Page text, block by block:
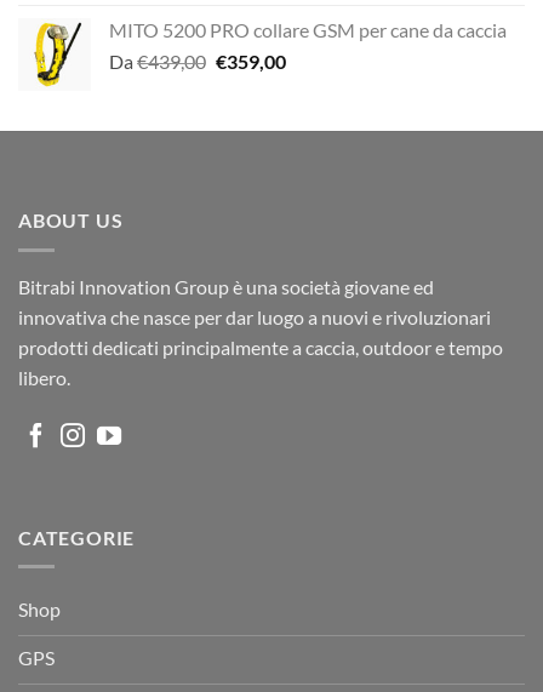
MITO 5200 PRO collare GSM per cane da caccia
Da €439,00 Il
era:
€359,00Il
è:
ABOUT US
Bitrabi Innovation Group è una società giovane ed
innovativa che nasce per dar luogo a nuovi e rivoluzionari
prodotti dedicati principalmente a caccia, outdoor e tempo
libero.
CATEGORIE
Shop
GPS